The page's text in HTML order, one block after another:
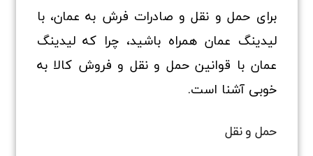
برای حمل و نقل و صادرات فرش به عمان، با
لیدینگ عمان همراه باشید، چرا که لیدینگ
عمان با قوانین حمل و نقل و فروش کالا به
خوبی آشنا است.
حمل و نقل